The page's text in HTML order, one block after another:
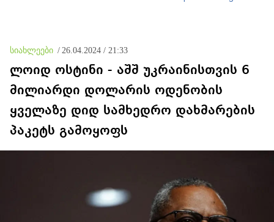
აღნიშნულ ინფორმაციას
სიახლეები / 26.04.2024 / 21:33
ლოიდ ოსტინი - აშშ უკრაინისთვის 6
მილიარდი დოლარის ოდენობის
ყველაზე დიდ სამხედრო დახმარების
პაკეტს გამოყოფს